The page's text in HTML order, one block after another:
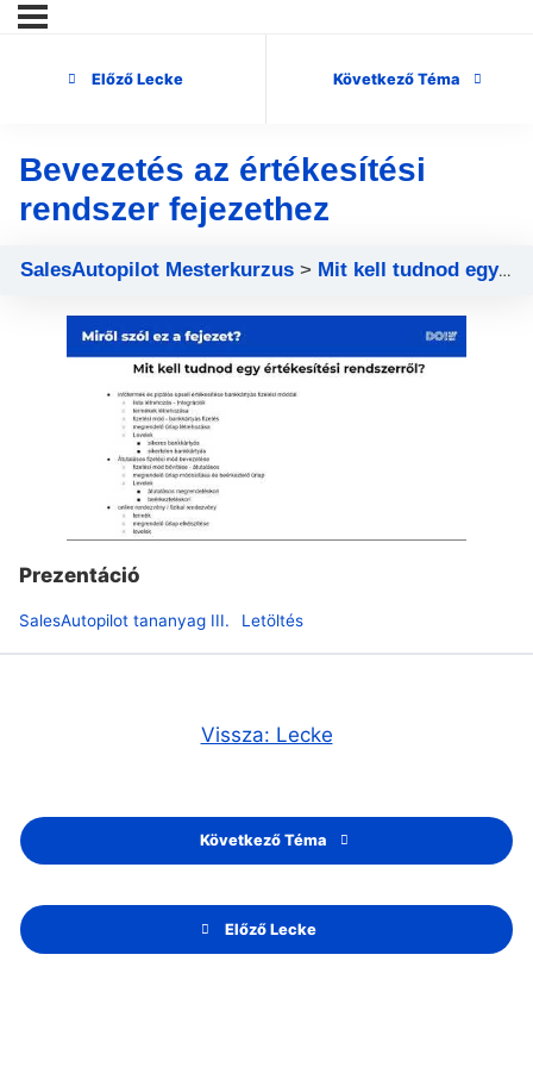
Előző Lecke Következő Téma
Bevezetés az értékesítési
rendszer fejezethez
SalesAutopilot Mesterkurzus Mit kell tudnod egy értékesítési rendszerről?
Prezentáció
SalesAutopilot tananyag III. Letöltés
Előző Lecke
Vissza: Lecke
Következő Téma